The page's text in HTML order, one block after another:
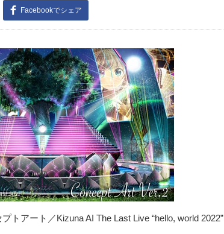
Facebookでシェア
トアート／Kizuna AI The Last Live “hello, world 2022”